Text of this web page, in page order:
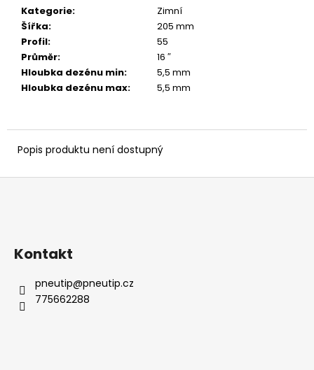
Kategorie:
Zimní
Šířka:
205 mm
Profil:
55
Průměr:
16 ″
Hloubka dezénu min:
5,5 mm
Hloubka dezénu max: 5,5 mm
Popis produktu není dostupný
o
u
č
u
e
Z
Kontakt
pneutip@pneutip.cz
775662288